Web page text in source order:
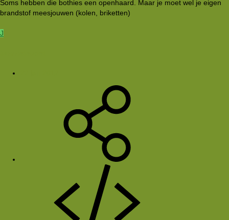
Soms hebben die bothies een openhaard. Maar je moet wel je eigen
brandstof meesjouwen (kolen, briketten)
J